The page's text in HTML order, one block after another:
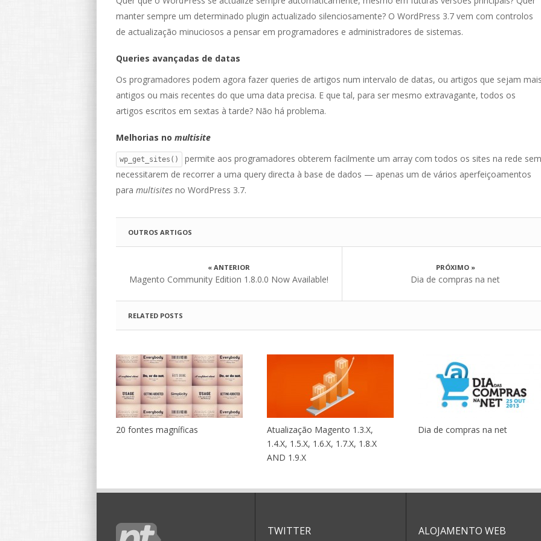
manter sempre um determinado plugin actualizado silenciosamente? O WordPress 3.7 vem com controlos
de actualização minuciosos a pensar em programadores e administradores de sistemas.
Queries avançadas de datas
Os programadores podem agora fazer queries de artigos num intervalo de datas, ou artigos que sejam
antigos ou mais recentes do que uma data precisa. E que tal, para ser mesmo extravagante, todos os
artigos escritos em sextas à tarde? Não há problema.
Melhorias no multisite
wp_get_sites()
permite aos programadores obterem facilmente um array com todos os sites na rede sem
necessitarem de recorrer a uma query directa à base de dados — apenas um de vários aperfeiçoamentos
para multisites no WordPress 3.7.
OUTROS ARTIGOS
« ANTERIOR
Magento Community Edition 1.8.0.0 Now Available!
PRÓXIMO »
Dia de compras na net
RELATED POSTS
20 fontes magníficas
Atualização Magento 1.3.X,
1.4.X, 1.5.X, 1.6.X, 1.7.X, 1.8.X
AND 1.9.X
Dia de compras na net
TWITTER ALOJAMENTO WEB